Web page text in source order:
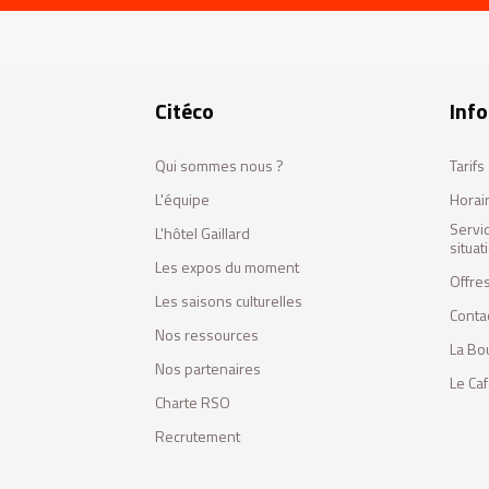
Citéco
Qui sommes nous ?
L'équipe
L'hôtel Gaillard
Les expos du moment
Les saisons culturelles
Nos ressources
Nos partenaires
Charte RSO
Recrutement
La
Le